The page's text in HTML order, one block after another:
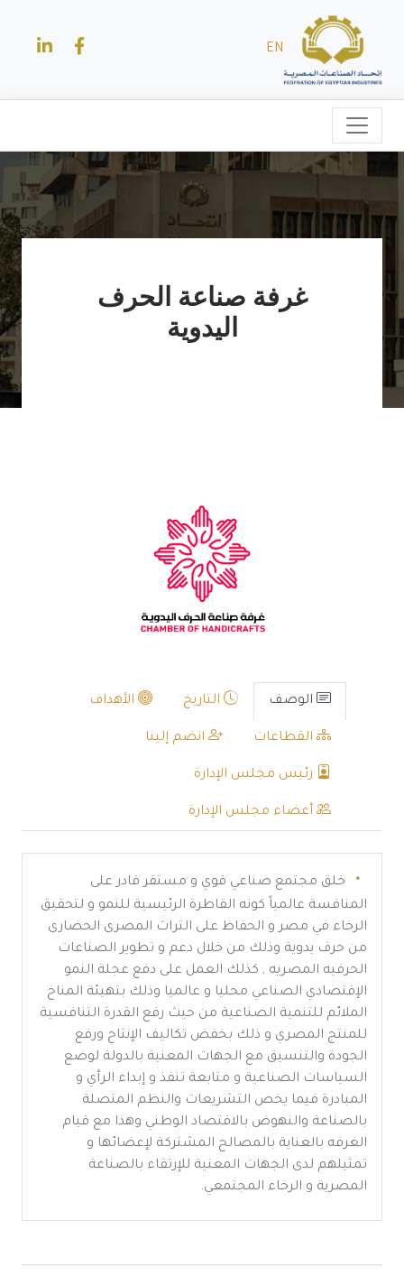
EN
غرفة صناعة الحرف
اليدوية
الوصف التاريخ الأهداف
القطاعات انضم إلينا
رئيس مجلس الإدارة
أعضاء مجلس الإدارة
خلق مجتمع صناعي قوي و مستقر قادر على
المنافسة عالمياً كونه القاطرة الرئيسية للنمو و لتحقيق
الرخاء في مصر و الحفاظ على التراث المصرى الحضارى
من حرف يدوية وذلك من خلال دعم و تطوير الصناعات
الحرفيه المصريه , كذلك العمل على دفع عجلة النمو
الإقتصادي الصناعي محليا و عالميا وذلك بتهيئة المناخ
الملائم للتنمية الصناعية من حيث رفع القدرة التنافسية
للمنتج المصري و ذلك بخفض تكاليف الإنتاح ورفع
الجودة والتنسيق مع الجهات المعنية بالدولة لوضع
السياسات الصناعية و متابعة تنفذ و إبداء الرأي و
المبادرة فيما يخص التشريعات والنظم المتصلة
بالصناعة والنهوض بالاقتصاد الوطني وهذا مع قيام
الغرفه بالعناية بالمصالح المشتركة لإعضائها و
تمثيلهم لدى الجهات المعنية للإرتقاء بالصناعة
المصرية و الرخاء المجتمعي.